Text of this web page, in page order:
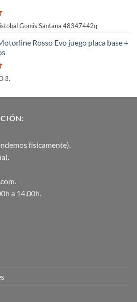
Gomis Santana 48347442q
Rosso Evo juego placa base +
3.
físicamente).
a 14.00h.